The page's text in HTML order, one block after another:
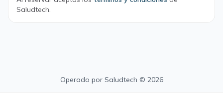
Saludtech.
Operado por Saludtech © 2026